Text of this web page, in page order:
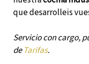
que desarrolleis
Servicio con cargo,
de Tarifas.